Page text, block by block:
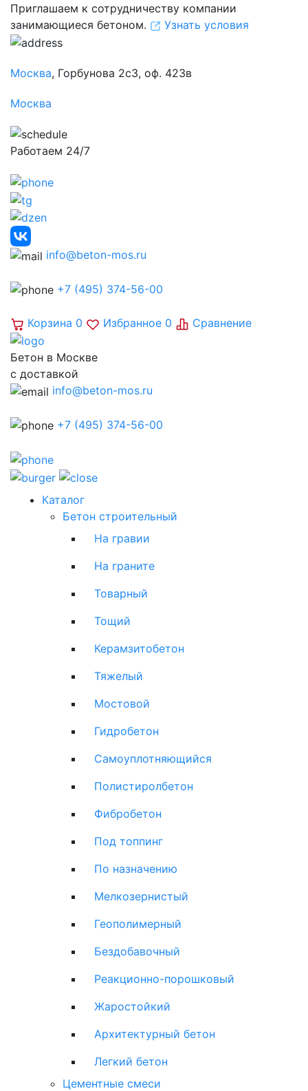
Приглашаем к сотрудничеству компании
занимающиеся бетоном.
Узнать условия
Москва, Горбунова 2с3, оф. 423в
Москва
Работаем 24/7
info@beton-mos.ru
+7 (495) 374-56-00
Корзина 0 Избранное 0 Сравнение
Бетон в Москве
с доставкой
info@beton-mos.ru
+7 (495) 374-56-00
Каталог
Бетон строительный
На гравии
На граните
Товарный
Тощий
Керамзитобетон
Тяжелый
Мостовой
Гидробетон
Самоуплотняющийся
Полистиролбетон
Фибробетон
Под топпинг
По назначению
Мелкозернистый
Геополимерный
Бездобавочный
Реакционно-порошковый
Жаростойкий
Архитектурный бетон
Легкий бетон
Цементные смеси